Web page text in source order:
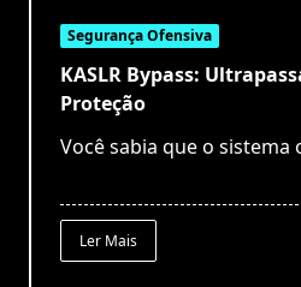
Segurança Ofensiva
KASLR Bypass:
Proteção
Você sabia que o sistema
Ler Mais